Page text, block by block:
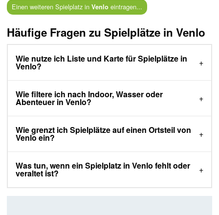
Einen weiteren Spielplatz in Venloeintragen...
Häufige Fragen zu Spielplätze in Venlo
Wie nutze ich Liste und Karte für Spielplätze in
Venlo?
Wie filtere ich nach Indoor, Wasser oder
Abenteuer in Venlo?
Wie grenzt ich Spielplätze auf einen Ortsteil von
Venlo ein?
Was tun, wenn ein Spielplatz in Venlo fehlt oder
veraltet ist?